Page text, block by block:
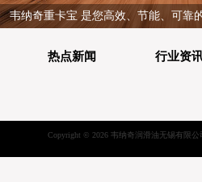
韦纳奇重卡宝 是您高效、节能、可靠
热点新闻 行业资
Copyright © 2026 韦纳奇润滑油无锡有限公